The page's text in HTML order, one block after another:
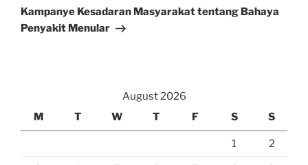
Post
Kampanye Kesadaran Masyarakat tentang Bahaya
Penyakit Menular
August 2026
M
T W T F S S
1 2